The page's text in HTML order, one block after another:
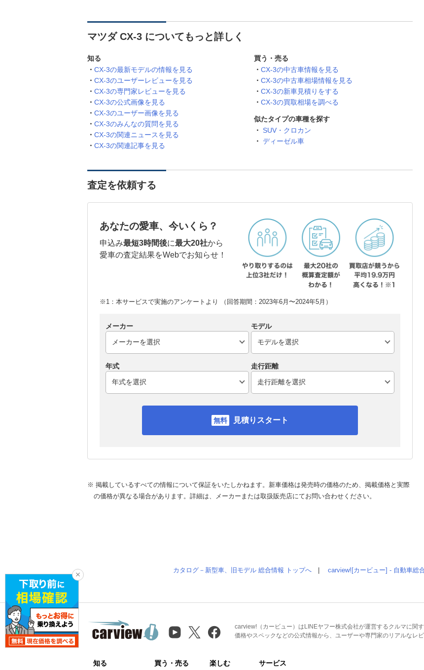
マツダ CX-3 についてもっと詳しく
知る
CX-3の最新モデルの情報を見る
CX-3のユーザーレビューを見る
CX-3の専門家レビューを見る
CX-3の公式画像を見る
CX-3のユーザー画像を見る
CX-3のみんなの質問を見る
CX-3の関連ニュースを見る
CX-3の関連記事を見る
買う・売る
CX-3の中古車情報を見る
CX-3の中古車相場情報を見る
CX-3の新車見積りをする
CX-3の買取相場を調べる
似たタイプの車種を探す
SUV・クロカン
ディーゼル車
査定を依頼する
あなたの愛車、今いくら？
申込み最短3時間後に最大20社から
愛車の査定結果をWebでお知らせ！
※1：本サービスで実施のアンケートより （回答期間：2023年6月〜2024年5月）
メーカー モデル
年式 走行距離
見積りスタート
※ 掲載しているすべての情報について保証をいたしかねます。新車価格は発売時の価格のため、掲載価格と実際
の価格が異なる場合があります。詳細は、メーカーまたは取扱販売店にてお問い合わせください。
カタログ－新型車、旧モデル 総合情報 トップへ carview![カービュー] - 自動車
carview!（カービュー）はLINEヤフー株式会社が運営するクルマに関
価格やスペックなどの公式情報から、ユーザーや専門家のリアルなレ
知る 買う・売る 楽しむ サービス